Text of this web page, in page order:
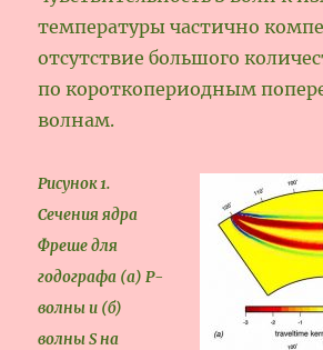
температуры частично
отсутствие большого
по короткопериодным
волнам.
Рисунок 1.
Сечения ядра
Фреше для
годографа (а) Р-
волны и (б)
волны S на